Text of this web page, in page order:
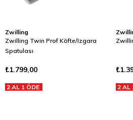
Zwilling
Zwilling Twin Prof Köfte/Izgara
Spatulası
₺1.799,00
2 AL 1 ÖDE 2 AL